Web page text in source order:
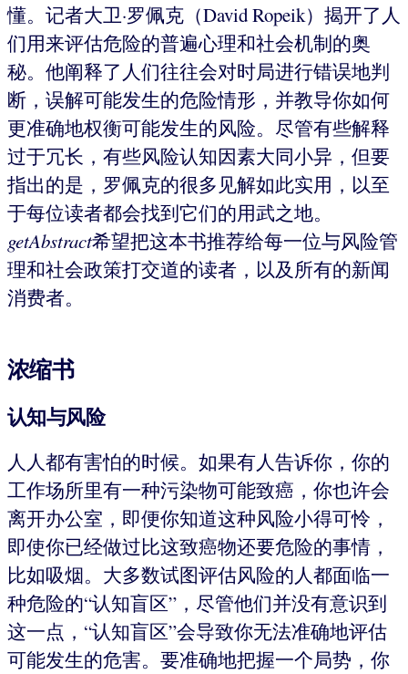
懂。记者大卫·罗佩克（David Ropeik）揭开了人
们用来评估危险的普遍心理和社会机制的奥
秘。他阐释了人们往往会对时局进行错误地判
断，误解可能发生的危险情形，并教导你如何
更准确地权衡可能发生的风险。尽管有些解释
过于冗长，有些风险认知因素大同小异，但要
指出的是，罗佩克的很多见解如此实用，以至
于每位读者都会找到它们的用武之地。
getAbstract希望把这本书推荐给每一位与风险管
理和社会政策打交道的读者，以及所有的新闻
消费者。
浓缩书
认知与风险
人人都有害怕的时候。如果有人告诉你，你的
工作场所里有一种污染物可能致癌，你也许会
离开办公室，即便你知道这种风险小得可怜，
即使你已经做过比这致癌物还要危险的事情，
比如吸烟。大多数试图评估风险的人都面临一
种危险的“认知盲区”，尽管他们并没有意识到
这一点，“认知盲区”会导致你无法准确地评估
可能发生的危害。要准确地把握一个局势，你